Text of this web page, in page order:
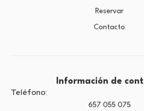
Reservar
Contacto
Información de
Teléfono:
657 055 075